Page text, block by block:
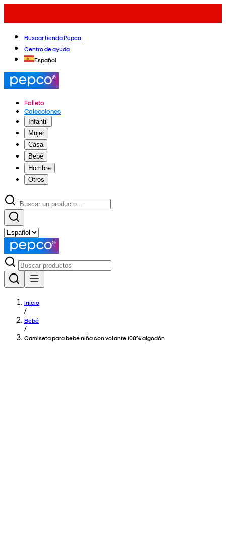
Buscar tienda Pepco
Centro de ayuda
Español
Folleto
Colecciones
Infantil
Mujer
Casa
Bebé
Hombre
Otros
Inicio
/
Bebé
/
Camiseta para bebé niña con volante 100% algodón